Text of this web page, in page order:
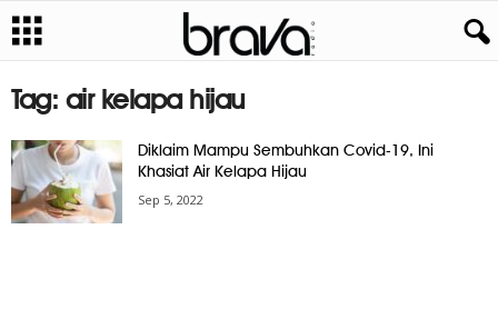
Tag: air kelapa hijau
Diklaim Mampu Sembuhkan Covid-19, Ini
Khasiat Air Kelapa Hijau
Sep 5, 2022